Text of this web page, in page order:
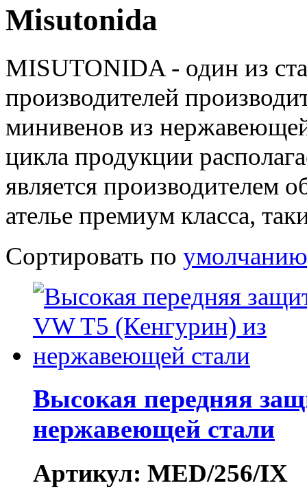
Misutonida
MISUTONIDA - один из
производителей
минивенов из
цикла продукции
является производителем
ателье премиум класса,
Сортировать по умолчанию
Высокая передняя
нержавеющей стали
Артикул: MED/256/IX